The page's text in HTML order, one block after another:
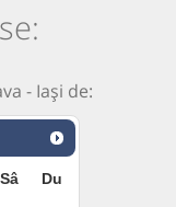
- Iași de:
Sâ Du